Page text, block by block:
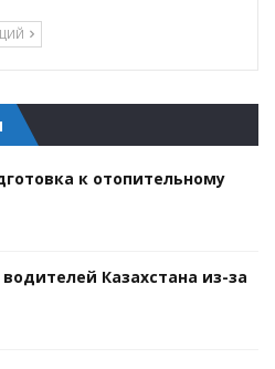
к отопительному
Казахстана из-за